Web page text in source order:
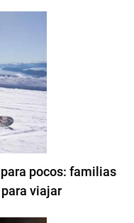
pocos: familias
viajar